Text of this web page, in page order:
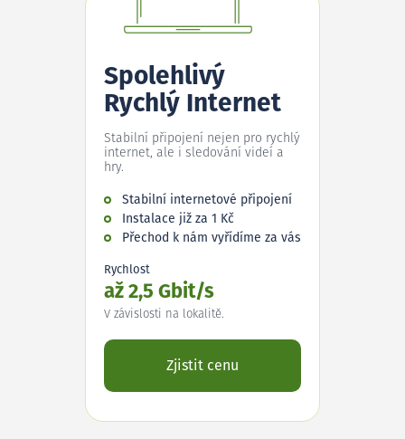
Spolehlivý
Rychlý Internet
Stabilní připojení nejen pro rychlý
internet, ale i sledování videí a
hry.
Stabilní internetové připojení
Instalace již za 1 Kč
Přechod k nám vyřídíme za vás
Rychlost
až 2,5 Gbit/s
V závislosti na lokalitě.
Zjistit cenu